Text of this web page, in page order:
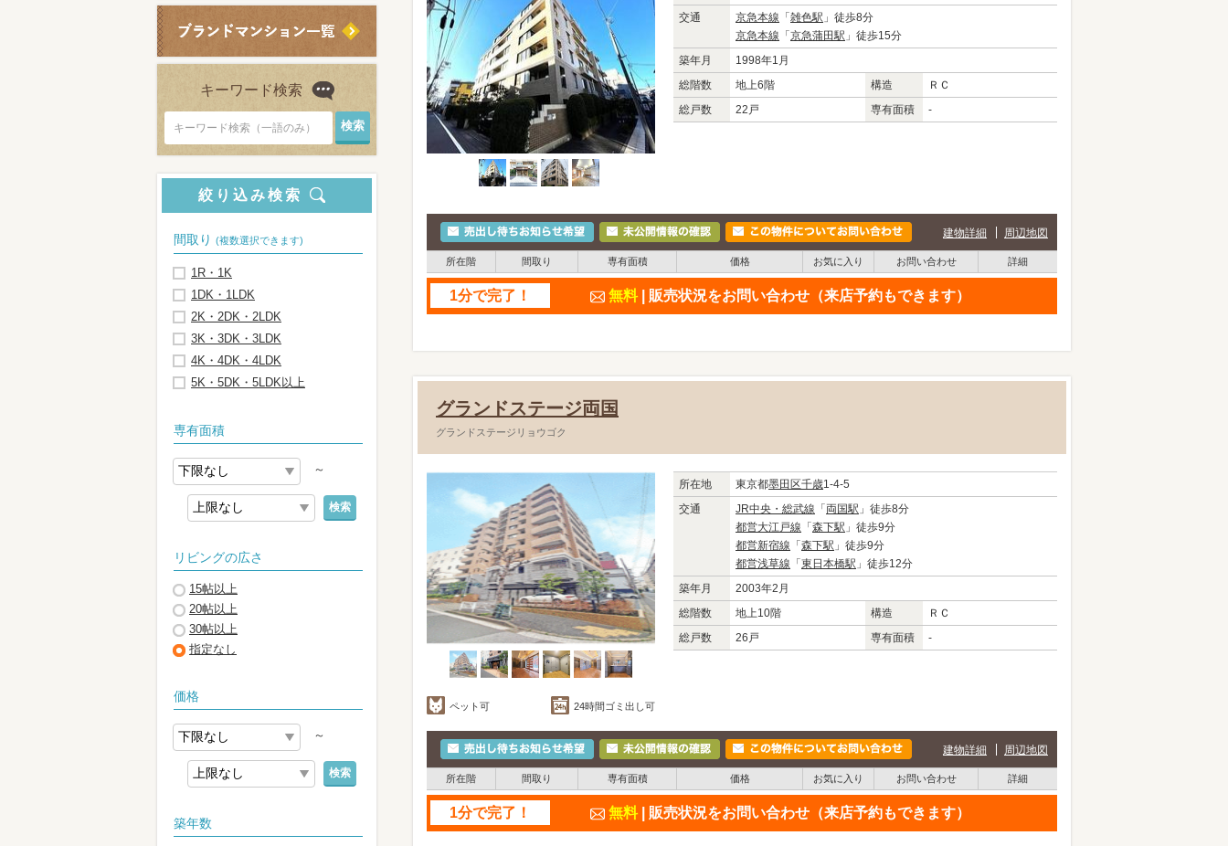
キーワード検索
キーワード検索（一語のみ）
絞り込み検索
間取り (複数選択できます)
1R・1K
1DK・1LDK
2K・2DK・2LDK
3K・3DK・3LDK
4K・4DK・4LDK
5K・5DK・5LDK以上
専有面積
～
検索
リビングの広さ
15帖以上
20帖以上
30帖以上
指定なし
価格
～
検索
築年数
交通
京急本線 「 雑色駅 」徒歩8分
京急本線 「 京急蒲田駅 」徒歩15分
築年月
1998年1月
総階数
地上6階 構造
ＲＣ
総戸数
22戸 専有面積 -
建物詳細 周辺地図
所在階 間取り 専有面積 価格 お気に入り お問い合わせ 詳細
1分で完了！ 無料 | 販売状況をお問い合わせ（来店予約もできます）
グランドステージ両国
グランドステージリョウゴク
所在地 東京都墨田区千歳1-4-5
交通
JR中央・総武線 「 両国駅 」徒歩8分
都営大江戸線 「 森下駅 」徒歩9分
都営新宿線 「 森下駅 」徒歩9分
都営浅草線 「 東日本橋駅 」徒歩12分
築年月
2003年2月
総階数
地上10階 構造
ＲＣ
総戸数
26戸 専有面積 -
ペット可 24時間ゴミ出し可
建物詳細 周辺地図
所在階 間取り 専有面積 価格 お気に入り お問い合わせ 詳細
1分で完了！ 無料 | 販売状況をお問い合わせ（来店予約もできます）